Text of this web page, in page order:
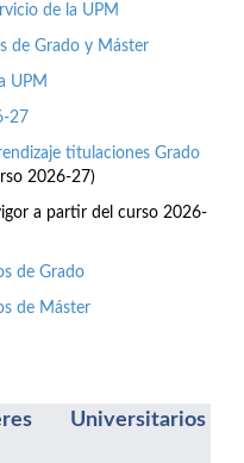
de la UPM
de Grado y Máster
UPM
27
titulaciones Grado
2026-27)
a partir del curso 2026-
de Grado
de Máster
Universitarios